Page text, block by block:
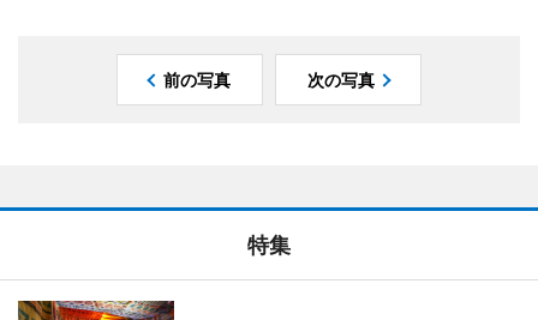
前の写真 次の写真
特集